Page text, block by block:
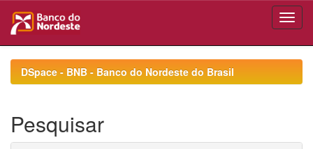
navigationDSpace - BNB - Banco do Nordeste do Brasil
Pesquisar